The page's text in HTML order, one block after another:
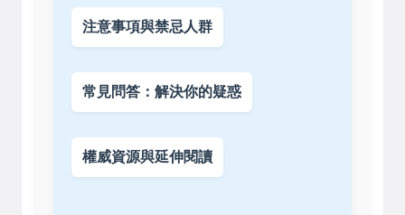
注意事項與禁忌人群
常見問答：解決你的疑惑
權威資源與延伸閱讀